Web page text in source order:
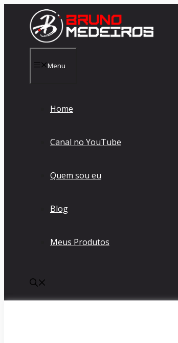
Pular para o conteúdo
Menu
Home
Canal no YouTube
Quem sou eu
Blog
Meus Produtos